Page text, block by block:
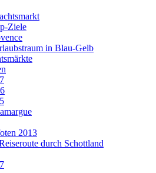
Ziele
in Blau-Gelb
2013
durch Schottland